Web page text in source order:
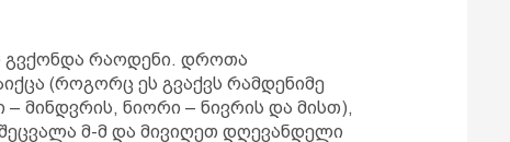
გვქონდა რაოდენი. დროთა
(როგორც ეს გვაქვს რამდენიმე
მინდვრის, ნიორი – ნივრის და მისთ),
მ-მ და მივიღეთ დღევანდელი